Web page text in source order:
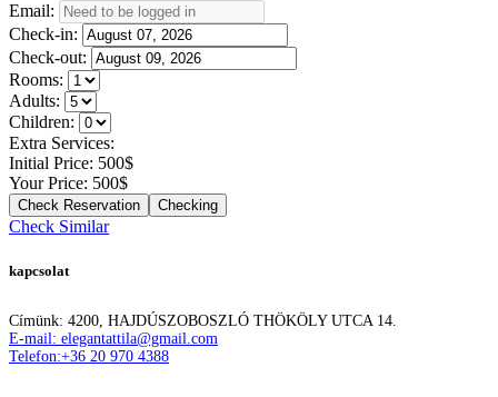
Email:
Check-in:
Check-out:
Rooms:
Adults:
Children:
Extra Services:
Initial Price: 500$
Your Price: 500$
Checking
Check Similar
kapcsolat
Címünk: 4200, HAJDÚSZOBOSZLÓ THÖKÖLY UTCA 14.
E-mail: elegantattila@gmail.com
Telefon:+36 20 970 4388